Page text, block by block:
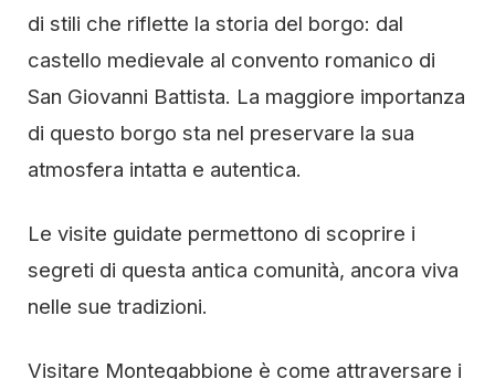
di stili che riflette la storia del borgo: dal
castello medievale al convento romanico di
San Giovanni Battista. La maggiore importanza
di questo borgo sta nel preservare la sua
atmosfera intatta e autentica.
Le visite guidate permettono di scoprire i
segreti di questa antica comunità, ancora viva
nelle sue tradizioni.
Visitare Montegabbione è come attraversare i